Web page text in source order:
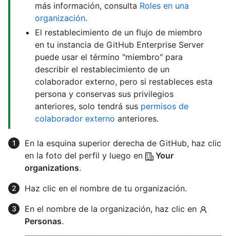
más información, consulta Roles en una
organización.
El restablecimiento de un flujo de miembro
en tu instancia de GitHub Enterprise Server
puede usar el término "miembro" para
describir el restablecimiento de un
colaborador externo, pero si restableces esta
persona y conservas sus privilegios
anteriores, solo tendrá sus permisos de
colaborador externo anteriores.
En la esquina superior derecha de GitHub, haz clic
en la foto del perfil y luego en
Your
organizations.
Haz clic en el nombre de tu organización.
En el nombre de la organización, haz clic en
Personas.